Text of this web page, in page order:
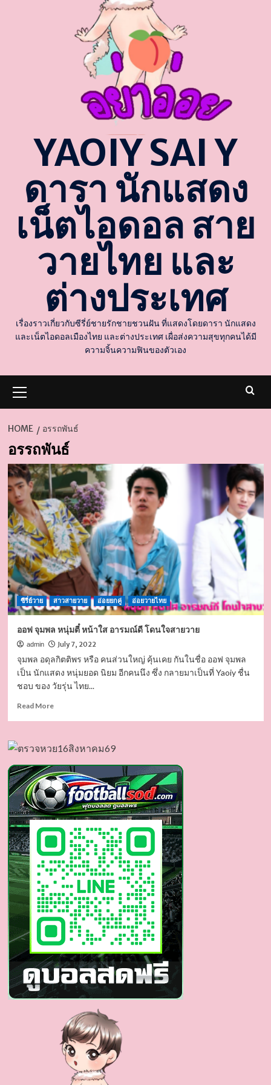
YAOIY SAI Y
ดารา นักแสดง
เน็ตไอดอล สาย
วายไทย และ
ต่างประเทศ
เรื่องราวเกี่ยวกับซีรี่ย์ชายรักชายชวนฝัน ที่แสดงโดยดารา นักแสดง
และเน็ตไอดอลเมืองไทย และต่างประเทศ เผื่อส่งความสุขทุกคนได้มี
ความจิ้นความฟินของตัวเอง
Menu
HOME อรรถพันธ์
อรรถพันธ์
ซีรี่ย์วาย สาวสายวาย อ่อยยกคู่ อ่อยวายไทย
ออฟ จุมพล หนุ่มตี๋ หน้าใส อารมณ์ดี โดนใจสายวาย
admin July 7, 2022
จุมพล อดุลกิตติพร หรือ คนส่วนใหญ่ คุ้นเคย กันในชื่อ ออฟ จุมพล
เป็น นักแสดง หนุ่มยอด นิยม อีกคนนึง ซึ่ง กลายมาเป็นที่ Yaoiy ชื่น
ชอบ ของ วัยรุ่น ไทย...
Read MoreRead
จุมพล
ตี๋
หน้า
ใส
อารมณ์
ดี
โดน
สาย
วาย